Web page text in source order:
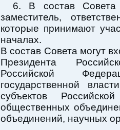
6. В состав Совета
заместитель,
которые принимают
началах.
В состав Совета могут
Президента
Российской
государственной
субъектов
общественных
объединений, научных